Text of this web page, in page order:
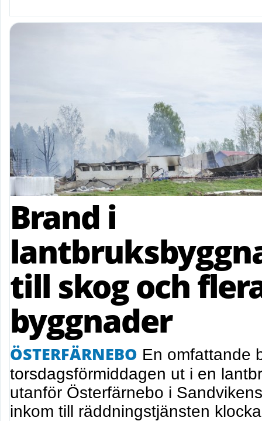
Brand i
till skog och
byggnader
ÖSTERFÄRNEBO En omfattande
torsdagsförmiddagen ut i en
utanför Österfärnebo i
inkom till räddningstjänsten